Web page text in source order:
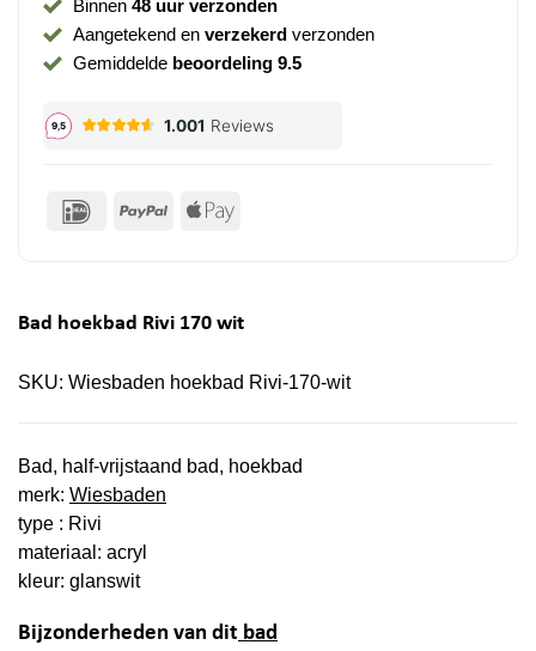
Binnen 48 uur verzonden
Aangetekend en verzekerdverzonden
Gemiddelde beoordeling 9.5
IDeal PayPal Apple
Bad hoekbad Rivi 170 wit
SKU: Wiesbaden hoekbad Rivi-170-wit
Bad, half-vrijstaand bad, hoekbad
merk: Wiesbaden
type : Rivi
materiaal: acryl
kleur: glanswit
Bijzonderheden van dit bad